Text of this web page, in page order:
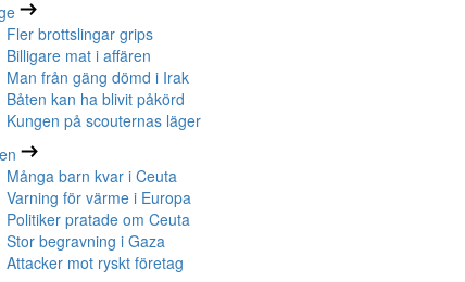
Fler brottslingar grips
Billigare mat i affären
Man från gäng dömd i Irak
Båten kan ha blivit påkörd
Kungen på scouternas läger
Många barn kvar i Ceuta
Varning för värme i Europa
Politiker pratade om Ceuta
Stor begravning i Gaza
Attacker mot ryskt företag